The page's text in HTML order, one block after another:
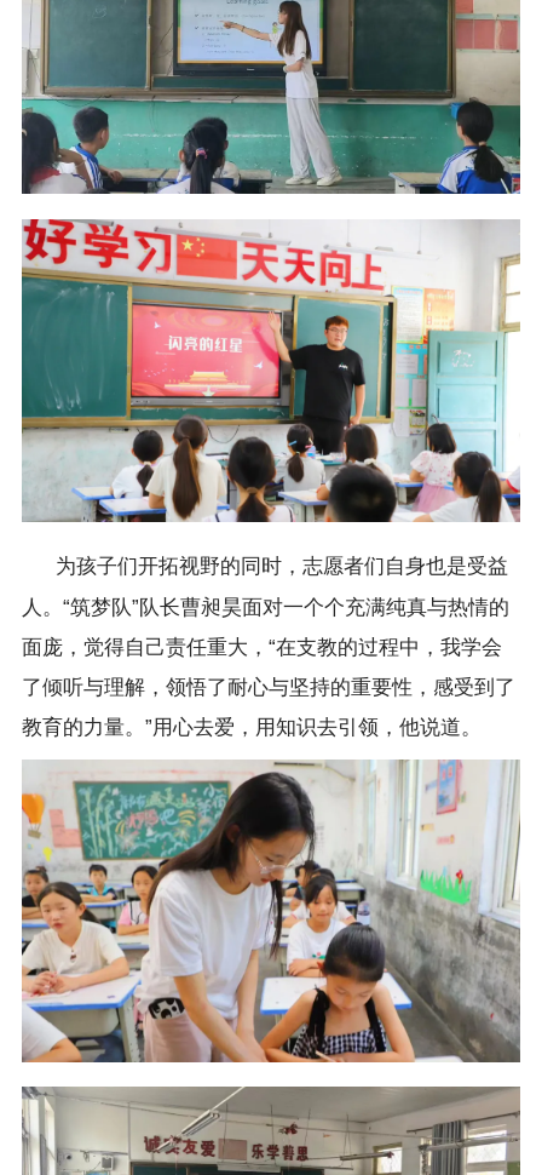
为孩子们开拓视野的同时，志愿者们自身也是受益
人。“筑梦队”队长曹昶昊面对一个个充满纯真与热情的
面庞，觉得自己责任重大，“在支教的过程中，我学会
了倾听与理解，领悟了耐心与坚持的重要性，感受到了
教育的力量。”用心去爱，用知识去引领，他说道。